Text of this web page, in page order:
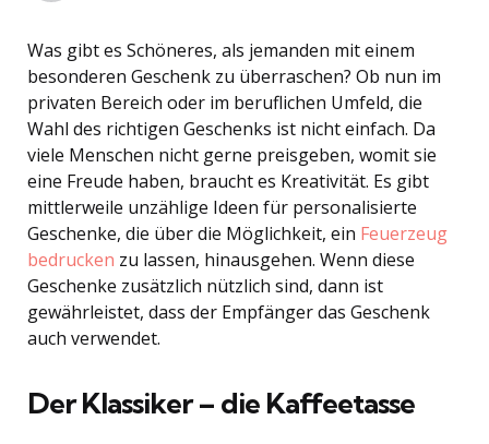
Was gibt es Schöneres, als jemanden mit einem
besonderen Geschenk zu überraschen? Ob nun im
privaten Bereich oder im beruflichen Umfeld, die
Wahl des richtigen Geschenks ist nicht einfach. Da
viele Menschen nicht gerne preisgeben, womit sie
eine Freude haben, braucht es Kreativität. Es gibt
mittlerweile unzählige Ideen für personalisierte
Geschenke, die über die Möglichkeit, ein Feuerzeug
bedrucken zu lassen, hinausgehen. Wenn diese
Geschenke zusätzlich nützlich sind, dann ist
gewährleistet, dass der Empfänger das Geschenk
auch verwendet.
Der Klassiker – die Kaffeetasse